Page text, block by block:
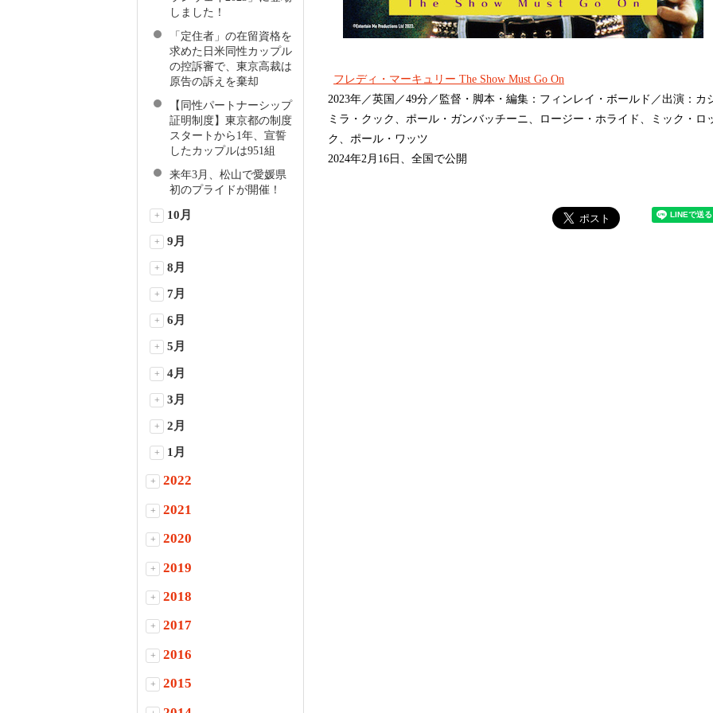
フレディ・マーキュリー The Show Must Go On
2023年／英国／49分／監督・脚本・編集：フィンレイ・ボールド／出演：カ
ミラ・クック、ポール・ガンバッチーニ、ロージー・ホライド、ミック・ロ
ク、ポール・ワッツ
2024年2月16日、全国で公開
しました！
「定住者」の在留資格を
求めた日米同性カップル
の控訴審で、東京高裁は
原告の訴えを棄却
【同性パートナーシップ
証明制度】東京都の制度
スタートから1年、宣誓
したカップルは951組
来年3月、松山で愛媛県
初のプライドが開催！
+ 10月
+ 9月
+ 8月
+ 7月
+ 6月
+ 5月
+ 4月
+ 3月
+ 2月
+ 1月
+ 2022
+ 2021
+ 2020
+ 2019
+ 2018
+ 2017
+ 2016
+ 2015